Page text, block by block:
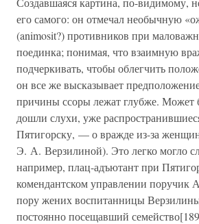
его самого: он отмечал необычную
(animosit?) противников при
поединка; понимая, что взаимную
подчеркивать, чтобы облегчить
он все же высказывает
причины ссоры лежат глубже. Может
дошли слухи, уже
Пятигорску, — о вражде из-за
Э. А. Верзилиной). Это легко могло
например, плац-адъютант при
комендантском управлении поручик
пору жених воспитанницы
постоянно посещавший